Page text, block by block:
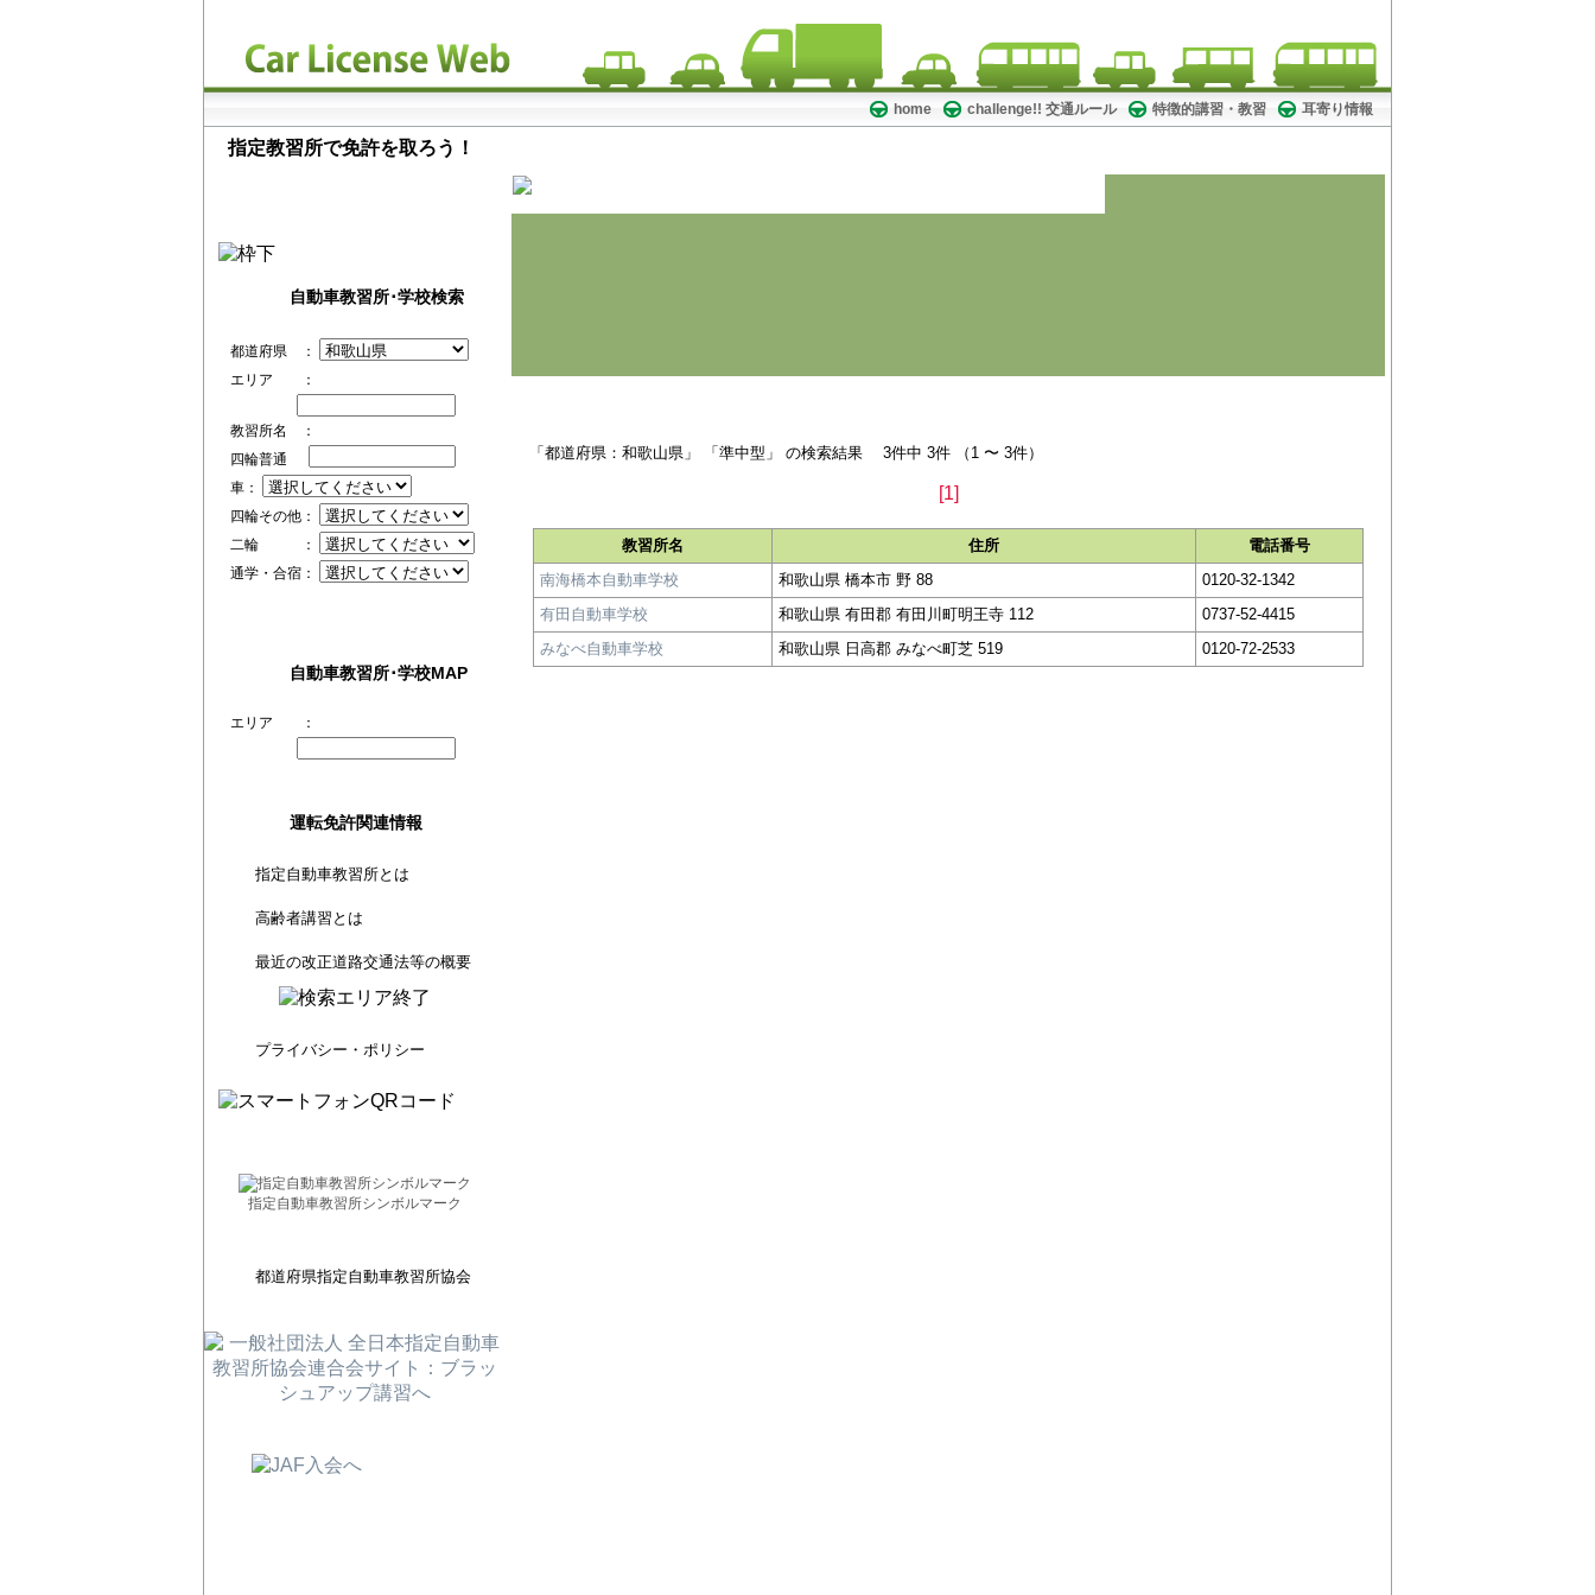
home challenge!! 交通ルール 特徴的講習・教習 耳寄り情報
指定教習所で免許を取ろう！
自動車教習所･学校検索
都道府県 ：
エリア ：
教習所名 ：
四輪普通
車：
四輪その他：
二輪 ：
通学・合宿：
自動車教習所･学校MAP
エリア ：
運転免許関連情報
指定自動車教習所とは
高齢者講習とは
最近の改正道路交通法等の概要
プライバシー・ポリシー
指定自動車教習所シンボルマーク
都道府県指定自動車教習所協会
「都道府県：和歌山県」 「準中型」 の検索結果 3件中 3件 （1 〜 3件）
[1]
教習所名 住所
電話番号
南海橋本自動車学校
和歌山県 橋本市 野 88
0120-32-1342
有田自動車学校
和歌山県 有田郡 有田川町明王寺 112
0737-52-4415
みなべ自動車学校
和歌山県 日高郡 みなべ町芝 519 0120-72-2533